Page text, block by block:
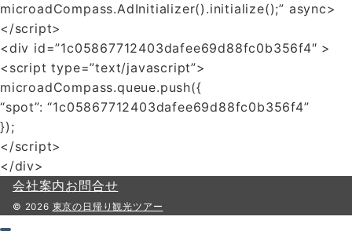
microadCompass.AdInitializer().initialize();” async>
</script>
<div id=”1c05867712403dafee69d88fc0b356f4″ >
<script type=”text/javascript”>
microadCompass.queue.push({
“spot”: “1c05867712403dafee69d88fc0b356f4”
});
</script>
</div>
会社案内お問合せ
© 2026 東京の日帰り観光ツアー